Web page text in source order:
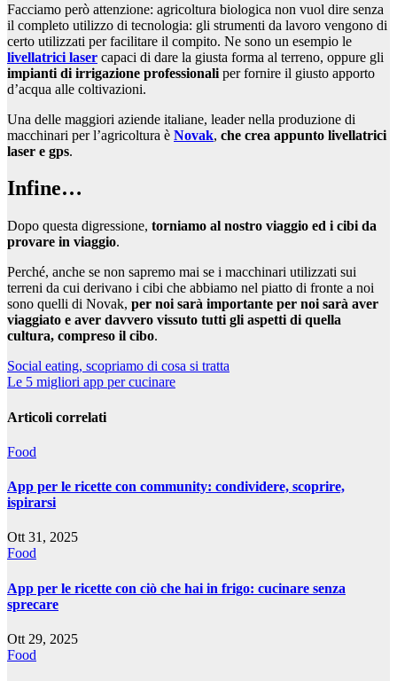
Facciamo però attenzione: agricoltura biologica non vuol dire senza
il completo utilizzo di tecnologia: gli strumenti da lavoro vengono di
certo utilizzati per facilitare il compito. Ne sono un esempio le
livellatrici laser capaci di dare la giusta forma al terreno, oppure gli
impianti di irrigazione professionali per fornire il giusto apporto
d’acqua alle coltivazioni.
Una delle maggiori aziende italiane, leader nella produzione di
macchinari per l’agricoltura è Novak, che crea appunto livellatrici
laser e gps.
Infine…
Dopo questa digressione, torniamo al nostro viaggio ed i cibi da
provare in viaggio.
Perché, anche se non sapremo mai se i macchinari utilizzati sui
terreni da cui derivano i cibi che abbiamo nel piatto di fronte a noi
sono quelli di Novak, per noi sarà importante per noi sarà aver
viaggiato e aver davvero vissuto tutti gli aspetti di quella
cultura, compreso il cibo.
Navigazione
articoli
Social eating, scopriamo di cosa si tratta
Le 5 migliori app per cucinare
Articoli correlati
Food
App per le ricette con community: condividere, scoprire,
ispirarsi
Ott 31, 2025
Food
App per le ricette con ciò che hai in frigo: cucinare senza
sprecare
Ott 29, 2025
Food